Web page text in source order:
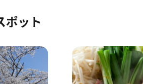
ポット